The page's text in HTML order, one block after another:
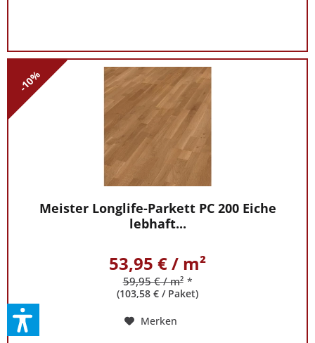
-10%
Meister Longlife-Parkett PC 200 Eiche
lebhaft...
53,95 € / m²
59,95 € / m² *
(103,58 € / Paket)
Merken